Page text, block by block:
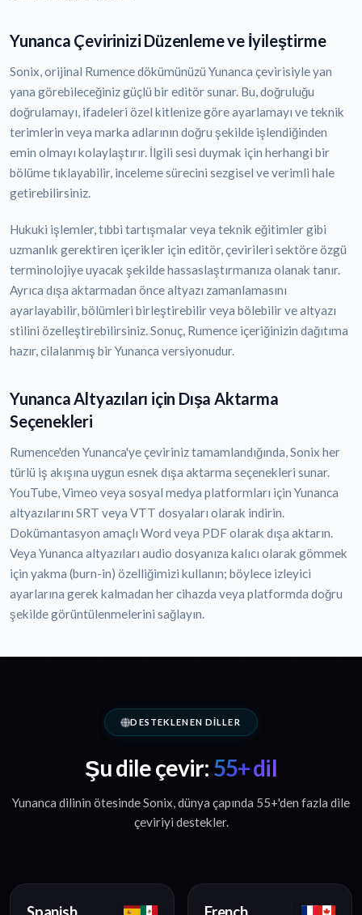
Yunanca Çevirinizi Düzenleme ve İyileştirme
Sonix, orijinal Rumence dökümünüzü Yunanca çevirisiyle yan
yana görebileceğiniz güçlü bir editör sunar. Bu, doğruluğu
doğrulamayı, ifadeleri özel kitlenize göre ayarlamayı ve teknik
terimlerin veya marka adlarının doğru şekilde işlendiğinden
emin olmayı kolaylaştırır. İlgili sesi duymak için herhangi bir
bölüme tıklayabilir, inceleme sürecini sezgisel ve verimli hale
getirebilirsiniz.
Hukuki işlemler, tıbbi tartışmalar veya teknik eğitimler gibi
uzmanlık gerektiren içerikler için editör, çevirileri sektöre özgü
terminolojiye uyacak şekilde hassaslaştırmanıza olanak tanır.
Ayrıca dışa aktarmadan önce altyazı zamanlamasını
ayarlayabilir, bölümleri birleştirebilir veya bölebilir ve altyazı
stilini özelleştirebilirsiniz. Sonuç, Rumence içeriğinizin dağıtıma
hazır, cilalanmış bir Yunanca versiyonudur.
Yunanca Altyazıları için Dışa Aktarma
Seçenekleri
Rumence'den Yunanca'ye çeviriniz tamamlandığında, Sonix her
türlü iş akışına uygun esnek dışa aktarma seçenekleri sunar.
YouTube, Vimeo veya sosyal medya platformları için Yunanca
altyazılarını SRT veya VTT dosyaları olarak indirin.
Dokümantasyon amaçlı Word veya PDF olarak dışa aktarın.
Veya Yunanca altyazıları audio dosyanıza kalıcı olarak gömmek
için yakma (burn-in) özelliğimizi kullanın; böylece izleyici
ayarlarına gerek kalmadan her cihazda veya platformda doğru
şekilde görüntülenmelerini sağlayın.
DESTEKLENEN DILLER
Şu dile çevir: 55+ dil
Yunanca dilinin ötesinde Sonix, dünya çapında 55+'den fazla dile
çeviriyi destekler.